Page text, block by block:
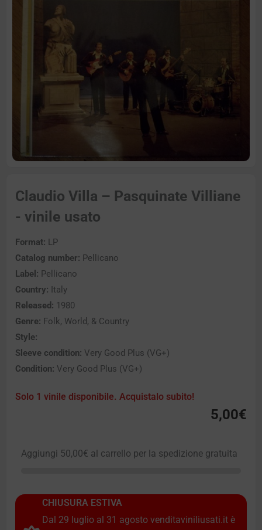
Claudio Villa – Pasquinate Villiane
- vinile usato
Format: LP
Catalog number: Pellicano
Label: Pellicano
Country: Italy
Released: 1980
Genre: Folk, World, & Country
Style:
Sleeve condition: Very Good Plus (VG+)
Condition: Very Good Plus (VG+)
Solo 1 vinile disponibile. Acquistalo subito!
5,00€
Aggiungi 50,00€ al carrello per la spedizione gratuita
CHIUSURA ESTIVA
Dal 29 luglio al 31 agosto venditaviniliusati.it è